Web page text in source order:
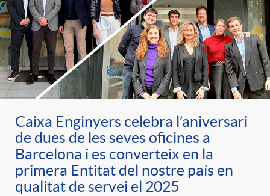
Caixa Enginyers celebra l’aniversari
de dues de les seves oficines a
Barcelona i es converteix en la
primera Entitat del nostre país en
qualitat de servei el 2025